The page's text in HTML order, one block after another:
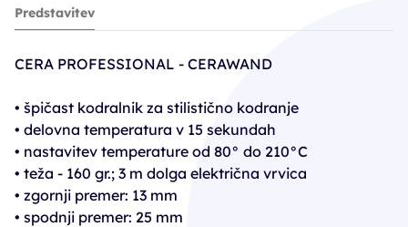
figaro CRP CeraWand - 13/26 mm
44,93€
59,90€
PC30: 47,92€
Predstavitev
CERA PROFESSIONAL - CERAWAND
• špičast kodralnik za stilistično kodranje
• delovna temperatura v 15 sekundah
• nastavitev temperature od 80° do 210°C
• teža - 160 gr.; 3 m dolga električna vrvica
• zgornji premer: 13 mm
• spodnji premer: 25 mm